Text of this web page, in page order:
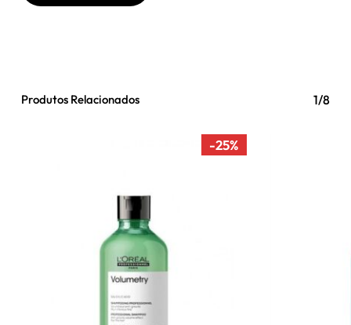
Produtos Relacionados 1/8
-25%